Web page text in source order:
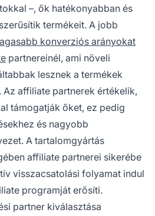
–, ők hatékonyabban és
termékeit. A jobb
konverziós arányokat
partnereinél, ami növeli
lesznek a termékek
affiliate partnerek értékelik,
támogatják őket, ez pedig
és nagyobb
A tartalomgyártás
affiliate partnerei sikerébe
visszacsatolási folyamat indul
programját erősíti.
partner kiválasztása